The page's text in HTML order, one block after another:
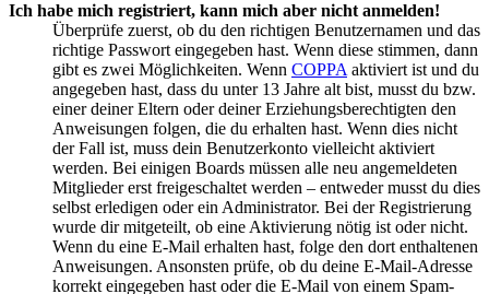
Ich habe mich registriert, kann mich aber nicht anmelden!
Überprüfe zuerst, ob du den richtigen Benutzernamen und das
richtige Passwort eingegeben hast. Wenn diese stimmen, dann
gibt es zwei Möglichkeiten. Wenn COPPA aktiviert ist und du
angegeben hast, dass du unter 13 Jahre alt bist, musst du bzw.
einer deiner Eltern oder deiner Erziehungsberechtigten den
Anweisungen folgen, die du erhalten hast. Wenn dies nicht
der Fall ist, muss dein Benutzerkonto vielleicht aktiviert
werden. Bei einigen Boards müssen alle neu angemeldeten
Mitglieder erst freigeschaltet werden – entweder musst du dies
selbst erledigen oder ein Administrator. Bei der Registrierung
wurde dir mitgeteilt, ob eine Aktivierung nötig ist oder nicht.
Wenn du eine E-Mail erhalten hast, folge den dort enthaltenen
Anweisungen. Ansonsten prüfe, ob du deine E-Mail-Adresse
korrekt eingegeben hast oder die E-Mail von einem Spam-